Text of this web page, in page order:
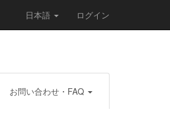
日本語 ログイン
お問い合わせ・FAQ